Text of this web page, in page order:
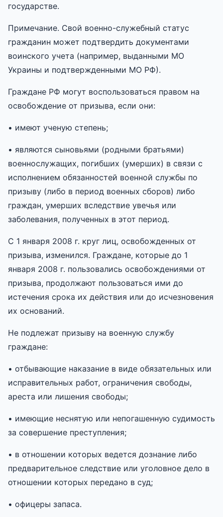
государстве.
Примечание. Свой военно-служебный статус
гражданин может подтвердить документами
воинского учета (например, выданными МО
Украины и подтвержденными МО РФ).
Граждане РФ могут воспользоваться правом на
освобождение от призыва, если они:
• имеют ученую степень;
• являются сыновьями (родными братьями)
военнослужащих, погибших (умерших) в связи с
исполнением обязанностей военной службы по
призыву (либо в период военных сборов) либо
граждан, умерших вследствие увечья или
заболевания, полученных в этот период.
С 1 января 2008 г. круг лиц, освобожденных от
призыва, изменился. Граждане, которые до 1
января 2008 г. пользовались освобождениями от
призыва, продолжают пользоваться ими до
истечения срока их действия или до исчезновения
их оснований.
Не подлежат призыву на военную службу
граждане:
• отбывающие наказание в виде обязательных или
исправительных работ, ограничения свободы,
ареста или лишения свободы;
• имеющие неснятую или непогашенную судимость
за совершение преступления;
• в отношении которых ведется дознание либо
предварительное следствие или уголовное дело в
отношении которых передано в суд;
• офицеры запаса.